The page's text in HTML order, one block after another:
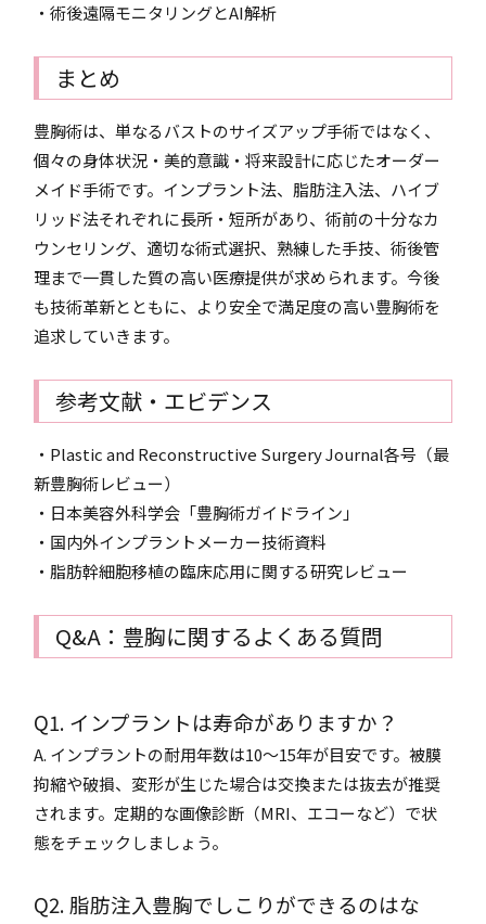
・術後遠隔モニタリングとAI解析
まとめ
豊胸術は、単なるバストのサイズアップ手術ではなく、
個々の身体状況・美的意識・将来設計に応じたオーダー
メイド手術です。インプラント法、脂肪注入法、ハイブ
リッド法それぞれに長所・短所があり、術前の十分なカ
ウンセリング、適切な術式選択、熟練した手技、術後管
理まで一貫した質の高い医療提供が求められます。今後
も技術革新とともに、より安全で満足度の高い豊胸術を
追求していきます。
参考文献・エビデンス
・Plastic and Reconstructive Surgery Journal各号（最
新豊胸術レビュー）
・日本美容外科学会「豊胸術ガイドライン」
・国内外インプラントメーカー技術資料
・脂肪幹細胞移植の臨床応用に関する研究レビュー
Q&A：豊胸に関するよくある質問
Q1. インプラントは寿命がありますか？
A. インプラントの耐用年数は10～15年が目安です。被膜
拘縮や破損、変形が生じた場合は交換または抜去が推奨
されます。定期的な画像診断（MRI、エコーなど）で状
態をチェックしましょう。
Q2. 脂肪注入豊胸でしこりができるのはな